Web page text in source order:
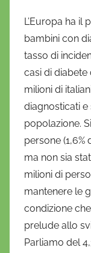
L’Europa ha
bambini con
tasso di
casi di diabete
milioni di
diagnosticati e
popolazione.
persone
ma non sia
milioni di
mantenere le
condizione
prelude allo
Parliamo del